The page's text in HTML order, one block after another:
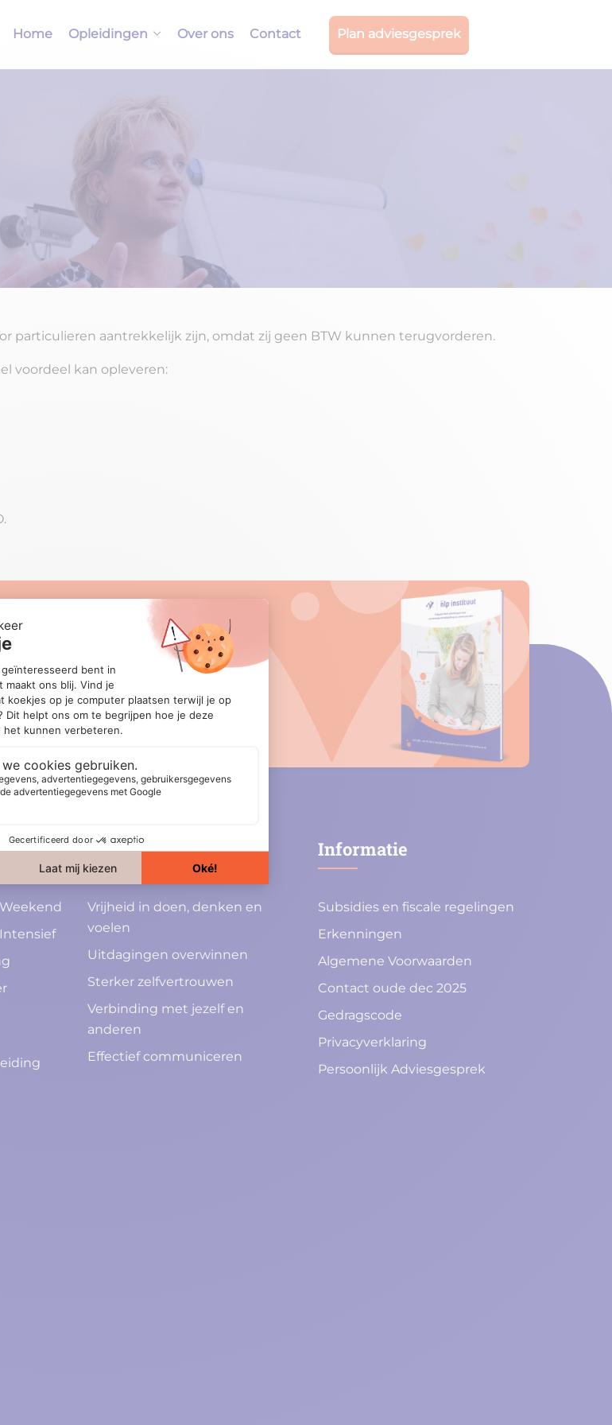
Home
Opleidingen Over ons Contact Plan adviesgesprek
particulieren aantrekkelijk zijn, omdat zij geen BTW kunnen terugvorderen.
voordeel kan opleveren:
alles over
Toepassingen
Vrijheid in doen, denken en
voelen
Uitdagingen overwinnen
Sterker zelfvertrouwen
Verbinding met jezelf en
anderen
Effectief communiceren
Informatie
Subsidies en fiscale regelingen
Erkenningen
Algemene Voorwaarden
Contact oude dec 2025
Gedragscode
Privacyverklaring
Persoonlijk Adviesgesprek